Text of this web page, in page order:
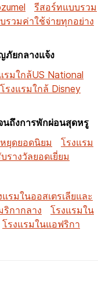
รีสอร์ทแบบรวม
รวมค่าใช้จ่ายทุกอย่าง
ภัยกลางแจ้ง
รมใกล้US National
โรงแรมใกล้ Disney
นถึงการพักผ่อนสุดหรู
ยุดยอดนิยม
โรงแรม
รางวัลยอดเยี่ยม
แรมในออสเตรเลียและ
ริกากลาง
โรงแรมใน
โรงแรมในแอฟริกา